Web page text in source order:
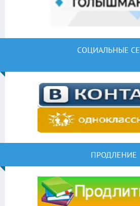
СОЦИАЛЬНЫЕ
ПРОДЛЕНИЕ